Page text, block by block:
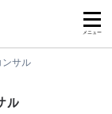
ンサル
ル